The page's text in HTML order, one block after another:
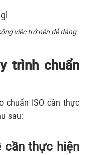
việc trở nên dễ dàng
trình chuẩn
chuẩn ISO cần thực
sau:
cần thực hiện